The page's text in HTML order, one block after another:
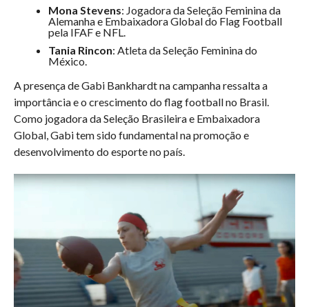
Mona Stevens: Jogadora da Seleção Feminina da
Alemanha e Embaixadora Global do Flag Football
pela IFAF e NFL.
Tania Rincon: Atleta da Seleção Feminina do
México.
A presença de Gabi Bankhardt na campanha ressalta a
importância e o crescimento do flag football no Brasil.
Como jogadora da Seleção Brasileira e Embaixadora
Global, Gabi tem sido fundamental na promoção e
desenvolvimento do esporte no país.